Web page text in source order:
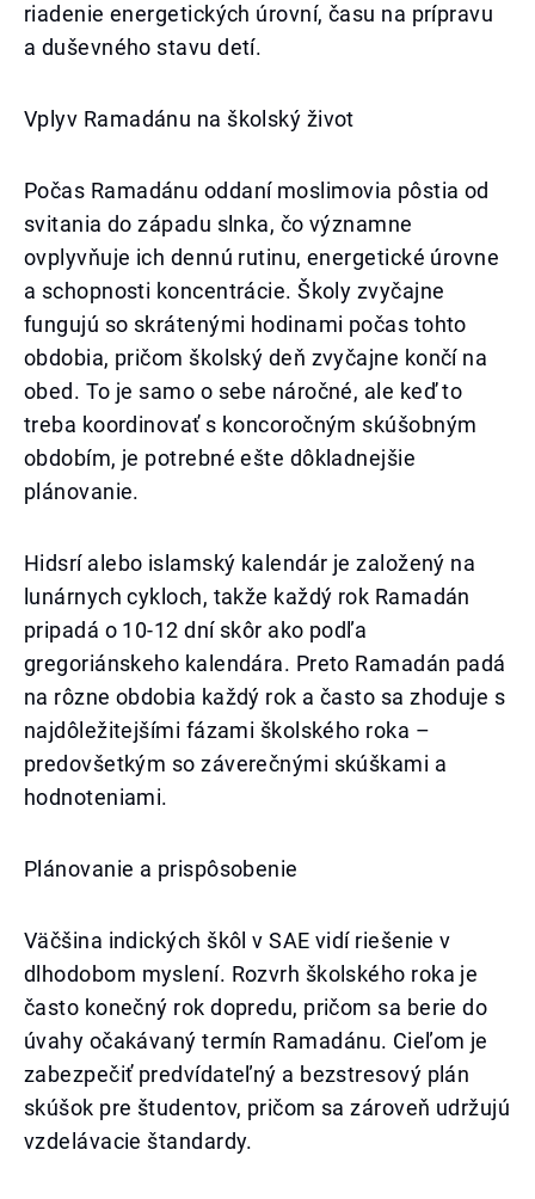
riadenie energetických úrovní, času na prípravu
a duševného stavu detí.
Vplyv Ramadánu na školský život
Počas Ramadánu oddaní moslimovia pôstia od
svitania do západu slnka, čo významne
ovplyvňuje ich dennú rutinu, energetické úrovne
a schopnosti koncentrácie. Školy zvyčajne
fungujú so skrátenými hodinami počas tohto
obdobia, pričom školský deň zvyčajne končí na
obed. To je samo o sebe náročné, ale keď to
treba koordinovať s koncoročným skúšobným
obdobím, je potrebné ešte dôkladnejšie
plánovanie.
Hidsrí alebo islamský kalendár je založený na
lunárnych cykloch, takže každý rok Ramadán
pripadá o 10-12 dní skôr ako podľa
gregoriánskeho kalendára. Preto Ramadán padá
na rôzne obdobia každý rok a často sa zhoduje s
najdôležitejšími fázami školského roka –
predovšetkým so záverečnými skúškami a
hodnoteniami.
Plánovanie a prispôsobenie
Väčšina indických škôl v SAE vidí riešenie v
dlhodobom myslení. Rozvrh školského roka je
často konečný rok dopredu, pričom sa berie do
úvahy očakávaný termín Ramadánu. Cieľom je
zabezpečiť predvídateľný a bezstresový plán
skúšok pre študentov, pričom sa zároveň udržujú
vzdelávacie štandardy.